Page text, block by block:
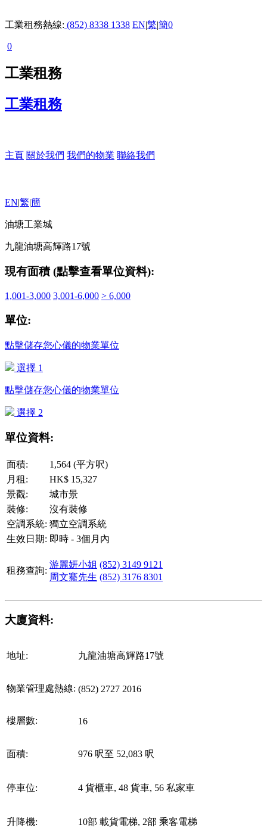
工業租務熱線: (852) 8338 1338 EN|繁|簡0
0
工業租務
工業租務
主頁 關於我們 我們的物業 聯絡我們
EN|繁|簡
油塘工業城
九龍油塘高輝路17號
現有面積 (點擊查看單位資料):
1,001-3,000 3,001-6,000 > 6,000
單位:
點擊儲存您心儀的物業單位
選擇 1
點擊儲存您心儀的物業單位
選擇 2
單位資料:
面積:
1,564 (平方呎)
月租:
HK$ 15,327
景觀:
城市景
裝修:
沒有裝修
空調系統: 獨立空調系統
生效日期: 即時 - 3個月內
租務查詢:
游麗妍小姐 (852) 3149 9121
周文騫先生 (852) 3176 8301
大廈資料:
地址: 九龍油塘高輝路17號
物業管理處熱線: (852) 2727 2016
樓層數: 16
面積: 976 呎至 52,083 呎
停車位: 4 貨櫃車, 48 貨車, 56 私家車
升降機: 10部 載貨電梯, 2部 乘客電梯